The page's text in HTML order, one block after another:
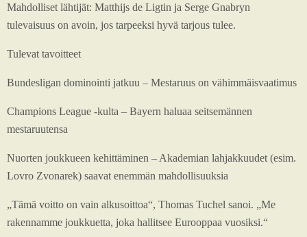
Mahdolliset lähtijät: Matthijs de Ligtin ja Serge Gnabryn
tulevaisuus on avoin, jos tarpeeksi hyvä tarjous tulee.
Tulevat tavoitteet
Bundesligan dominointi jatkuu – Mestaruus on vähimmäisvaatimus
Champions League -kulta – Bayern haluaa seitsemännen
mestaruutensa
Nuorten joukkueen kehittäminen – Akademian lahjakkuudet (esim.
Lovro Zvonarek) saavat enemmän mahdollisuuksia
„Tämä voitto on vain alkusoittoa“, Thomas Tuchel sanoi. „Me
rakennamme joukkuetta, joka hallitsee Eurooppaa vuosiksi.“